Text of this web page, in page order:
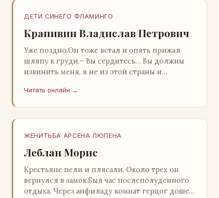
ДЕТИ СИНЕГО ФЛАМИНГО
Крапивин Владислав Петрович
Уже поздно.Он тоже встал и опять прижал
шляпу к груди.– Вы сердитесь… Вы должны
извинить меня, я не из этой страны и
прошу: выс…
Читать онлайн →
ЖЕНИТЬБА АРСЕНА ЛЮПЕНА
Леблан Морис
Крестьяне пели и плясали. Около трех он
вернулся в замок.Был час послеполуденного
отдыха. Через анфиладу комнат герцог дошел